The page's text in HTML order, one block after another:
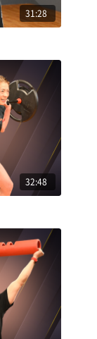
31:28
32:48